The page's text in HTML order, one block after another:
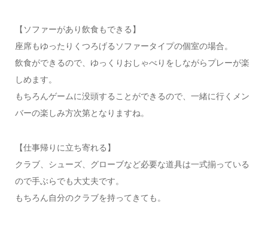
【ソファーがあり飲食もできる】
座席もゆったりくつろげるソファータイプの個室の場合。
飲食ができるので、ゆっくりおしゃべりをしながらプレーが楽
しめます。
もちろんゲームに没頭することができるので、一緒に行くメン
バーの楽しみ方次第となりますね。
【仕事帰りに立ち寄れる】
クラブ、シューズ、グローブなど必要な道具は一式揃っている
ので手ぶらでも大丈夫です。
もちろん自分のクラブを持ってきても。